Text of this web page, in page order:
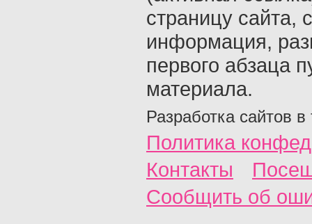
страницу сайта,
информация,
первого абзаца
материала.
Разработка сайтов в
Политика
Контакты
Сообщить об